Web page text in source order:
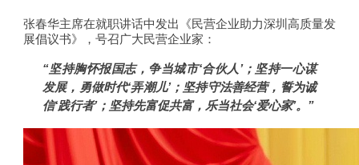
张春华主席在就职讲话中发出《民营企业助力深圳高质量发
展倡议书》，号召广大民营企业家：
“坚持胸怀报国志，争当城市‘合伙人’；坚持一心谋
发展，勇做时代‘弄潮儿’；坚持守法善经营，誓为诚
信‘践行者’；坚持先富促共富，乐当社会‘爱心家’。”